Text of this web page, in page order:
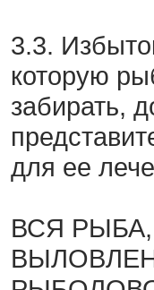
3.3.
которую
забирать,
для ее
ВСЯ